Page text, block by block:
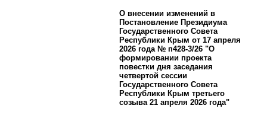
О внесении изменений в
Постановление Президиума
Государственного Совета
Республики Крым от 17 апреля
2026 года № п428-3/26 "О
формировании проекта
повестки дня заседания
четвертой сессии
Государственного Совета
Республики Крым третьего
созыва 21 апреля 2026 года"